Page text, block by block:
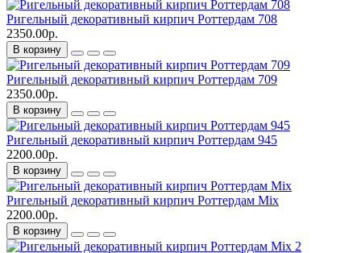
Ригельный декоративный кирпич Роттердам 708
2350.00р.
В корзину
Ригельный декоративный кирпич Роттердам 709
2350.00р.
В корзину
Ригельный декоративный кирпич Роттердам 945
2200.00р.
В корзину
Ригельный декоративный кирпич Роттердам Mix
2200.00р.
В корзину